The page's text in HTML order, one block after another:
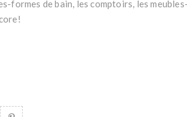
formes de bain, les comptoirs, les